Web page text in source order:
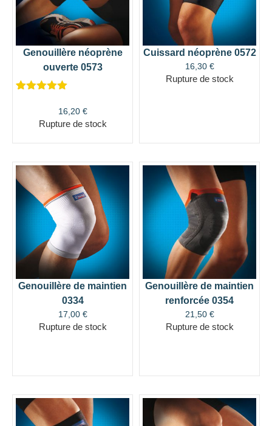
Genouillère néoprène
ouverte 0573
basé sur
notation
16,20 €
Rupture de stock
Cuissard néoprène 0572
16,30 €
Rupture de stock
Genouillère de maintien
0334
17,00 €
Rupture de stock
Genouillère de maintien
renforcée 0354
21,50 €
Rupture de stock